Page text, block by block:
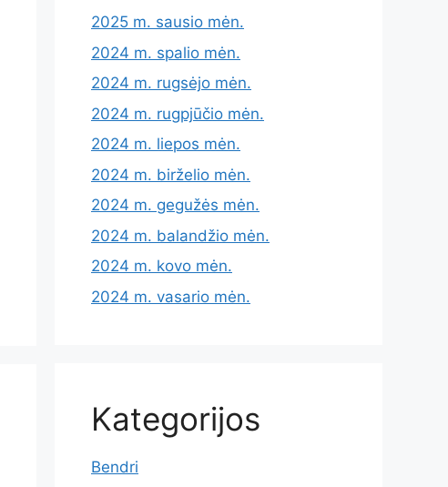
2025 m. sausio mėn.
2024 m. spalio mėn.
2024 m. rugsėjo mėn.
2024 m. rugpjūčio mėn.
2024 m. liepos mėn.
2024 m. birželio mėn.
2024 m. gegužės mėn.
2024 m. balandžio mėn.
2024 m. kovo mėn.
2024 m. vasario mėn.
Kategorijos
Bendri